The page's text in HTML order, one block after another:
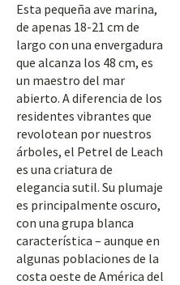
Esta pequeña ave marina,
de apenas 18-21 cm de
largo con una envergadura
que alcanza los 48 cm, es
un maestro del mar
abierto. A diferencia de los
residentes vibrantes que
revolotean por nuestros
árboles, el Petrel de Leach
es una criatura de
elegancia sutil. Su plumaje
es principalmente oscuro,
con una grupa blanca
característica – aunque en
algunas poblaciones de la
costa oeste de América del